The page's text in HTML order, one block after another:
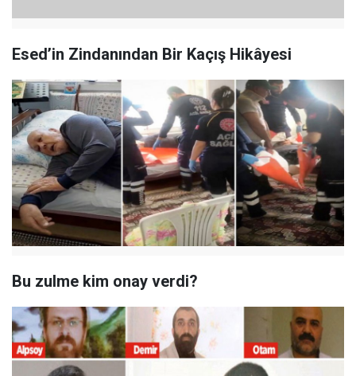
Esed’in Zindanından Bir Kaçış Hikâyesi
Bu zulme kim onay verdi?